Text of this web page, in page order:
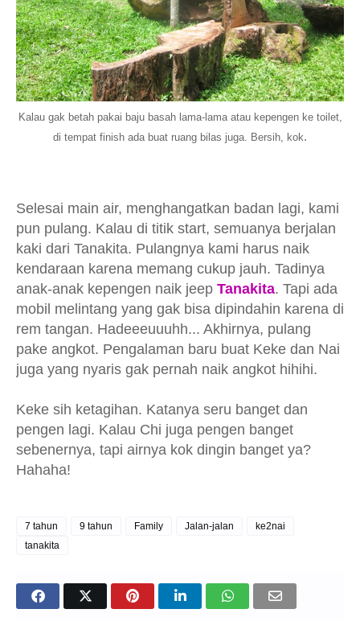
Kalau gak betah pakai baju basah lama-lama atau kepengen ke toilet,
di tempat finish ada buat ruang bilas juga. Bersih, kok.
Selesai main air, menghangatkan badan lagi, kami
pun pulang. Kalau di titik start, semuanya berjalan
kaki dari Tanakita. Pulangnya kami harus naik
kendaraan karena memang cukup jauh. Tadinya
anak-anak kepengen naik jeep Tanakita. Tapi ada
mobil melintang yang gak bisa dipindahin karena di
rem tangan. Hadeeeuuuhh... Akhirnya, pulang
pake angkot. Pengalaman baru buat Keke dan Nai
juga yang nyaris gak pernah naik angkot hihihi.
Keke sih ketagihan. Katanya seru banget dan
pengen lagi. Kalau Chi juga pengen banget
sebenernya, tapi airnya kok dingin banget ya?
Hahaha!
7 tahun 9 tahun Family Jalan-jalan
ke2nai
tanakita